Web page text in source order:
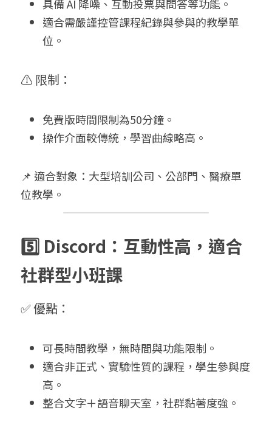
具備 AI 降噪、互動投票與問答等功能。
適合需嚴謹控管課程紀錄與參與的教學單
位。
⚠️ 限制：
免費版時間限制為50分鐘。
操作介面較傳統，學習曲線略高。
📌 適合對象：大型培訓公司、公部門、醫療單
位教學。
5️⃣ Discord：互動性高，適合
社群型小班課
✅ 優點：
可長時間教學，無時間與功能限制。
適合非正式、實驗性質的課程，學生參與度
高。
整合文字＋語音聊天室，社群黏著度強。